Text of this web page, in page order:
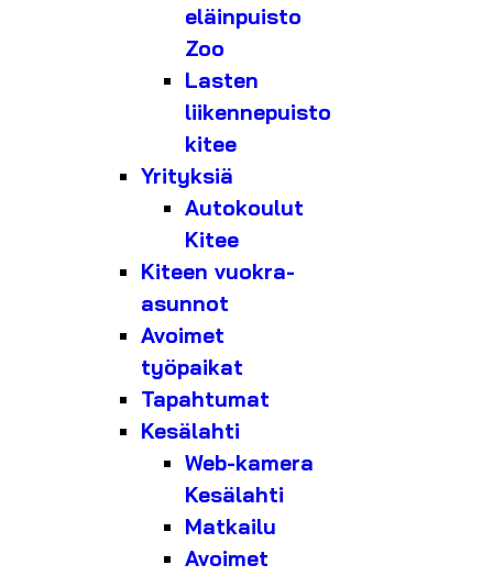
eläinpuisto
Zoo
Lasten
liikennepuisto
kitee
Yrityksiä
Autokoulut
Kitee
Kiteen vuokra-
asunnot
Avoimet
työpaikat
Tapahtumat
Kesälahti
Web-kamera
Kesälahti
Matkailu
Avoimet